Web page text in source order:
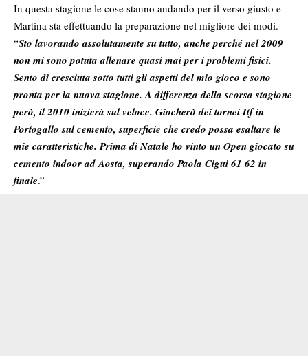
In questa stagione le cose stanno andando per il verso giusto e
Martina sta effettuando la preparazione nel migliore dei modi.
“Sto lavorando assolutamente su tutto, anche perché nel 2009
non mi sono potuta allenare quasi mai per i problemi fisici.
Sento di cresciuta sotto tutti gli aspetti del mio gioco e sono
pronta per la nuova stagione. A differenza della scorsa stagione
però, il 2010 inizierà sul veloce. Giocherò dei tornei Itf in
Portogallo sul cemento, superficie che credo possa esaltare le
mie caratteristiche. Prima di Natale ho vinto un Open giocato su
cemento indoor ad Aosta, superando Paola Cigui 61 62 in
finale.”